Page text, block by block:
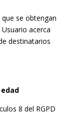
se obtengan
acerca
destinatarios
8 del RGPD